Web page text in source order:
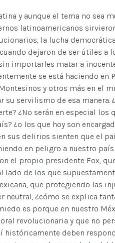
y aunque el tema no sea
latinoamericanos
la lucha
dejaron de ser útiles a
importarles matar a
se está haciendo en
y otros más en el
servilismo de esa manera.
¿No serán en especial los
¿o los que hoy son
sus delirios sienten que el
en peligro a nuestro
el propio presidente Fox,
de los que
que protegiendo las
¿cómo se explica
es porque en nuestro
revolucionaria y que no
deben